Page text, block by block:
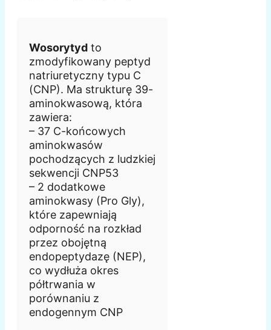
Wosorytyd to
zmodyfikowany peptyd
natriuretyczny typu C
(CNP). Ma strukturę 39-
aminokwasową, która
zawiera:
– 37 C-końcowych
aminokwasów
pochodzących z ludzkiej
sekwencji CNP53
– 2 dodatkowe
aminokwasy (Pro Gly),
które zapewniają
odporność na rozkład
przez obojętną
endopeptydazę (NEP),
co wydłuża okres
półtrwania w
porównaniu z
endogennym CNP